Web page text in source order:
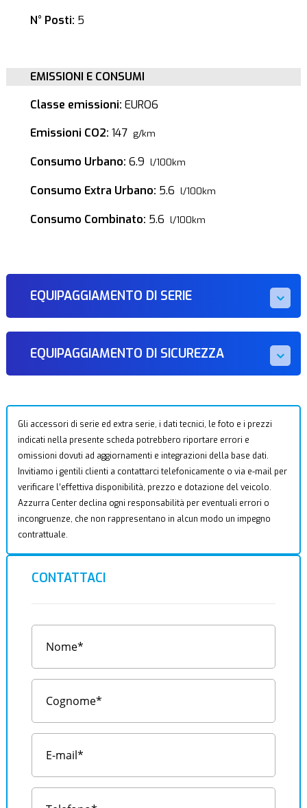
N° Posti: 5
EMISSIONI E CONSUMI
Classe emissioni: EURO6
Emissioni CO2: 147 g/km
Consumo Urbano: 6.9 l/100km
Consumo Extra Urbano: 5.6 l/100km
Consumo Combinato: 5.6 l/100km
EQUIPAGGIAMENTO DI SERIE
EQUIPAGGIAMENTO DI SICUREZZA
Gli accessori di serie ed extra serie, i dati tecnici, le foto e i prezzi
indicati nella presente scheda potrebbero riportare errori e
omissioni dovuti ad aggiornamenti e integrazioni della base dati.
Invitiamo i gentili clienti a contattarci telefonicamente o via e-mail per
verificare l’effettiva disponibilità, prezzo e dotazione del veicolo.
Azzurra Center declina ogni responsabilità per eventuali errori o
incongruenze, che non rappresentano in alcun modo un impegno
contrattuale.
CONTATTACI